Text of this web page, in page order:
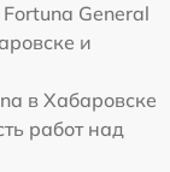
General
и
в Хабаровске
работ над